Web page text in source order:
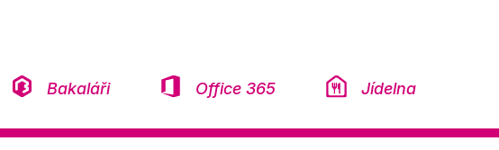
Bakaláři
Office 365 Jídelna